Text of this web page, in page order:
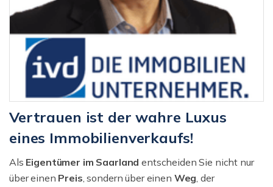
Vertrauen ist der wahre Luxus
eines Immobilienverkaufs!
Als Eigentümer im Saarland entscheiden Sie nicht nur
über einen Preis, sondern über einen Weg, der